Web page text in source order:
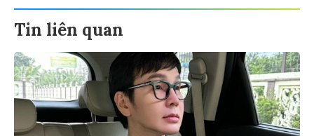
Tin liên quan